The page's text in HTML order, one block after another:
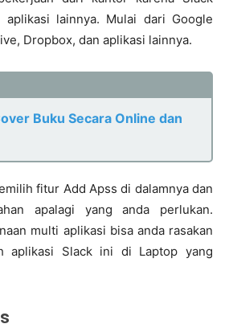
aplikasi lainnya. Mulai dari Google
Dropbox, dan aplikasi lainnya.
Buku Secara Online dan
fitur Add Apss di dalamnya dan
apalagi yang anda perlukan.
multi aplikasi bisa anda rasakan
aplikasi Slack ini di Laptop yang